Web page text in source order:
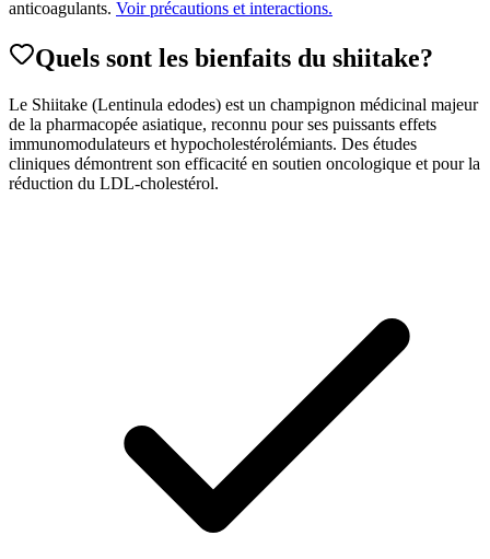
anticoagulants. Voir précautions et interactions.
Quels sont les bienfaits du shiitake?
Le Shiitake (Lentinula edodes) est un champignon médicinal majeur
de la pharmacopée asiatique, reconnu pour ses puissants effets
immunomodulateurs et hypocholestérolémiants. Des études
cliniques démontrent son efficacité en soutien oncologique et pour la
réduction du LDL-cholestérol.